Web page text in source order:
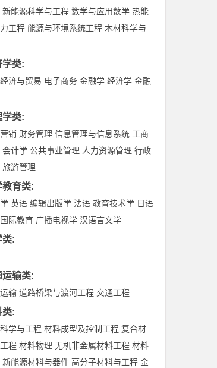
新能源科学与工程 数学与应用数学 热能
工程 能源与环境系统工程 木材科学与
学类:
济与贸易 电子商务 金融学 经济学 金融
学类:
销 财务管理 信息管理与信息系统 工商
会计学 公共事业管理 人力资源管理 行政
旅游管理
教育类:
英语 编辑出版学 法语 教育技术学 日语
际教育 广播电视学 汉语言文学
类:
运输类:
输 道路桥梁与渡河工程 交通工程
类:
学与工程 材料成型及控制工程 复合材
程 材料物理 无机非金属材料工程 材料
新能源材料与器件 高分子材料与工程 金